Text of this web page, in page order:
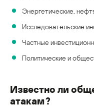
Энергетические,
Исследовательские
Частные
Политические и
Известно ли
атакам?